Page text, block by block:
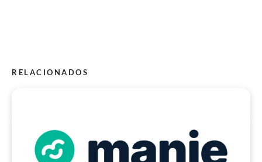
RELACIONADOS